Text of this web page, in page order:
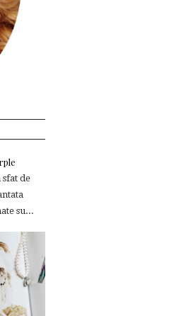
de
su...